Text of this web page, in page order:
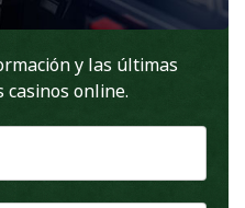
y las últimas
casinos online.